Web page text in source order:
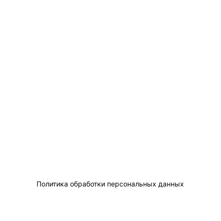
Политика обработки персональных данных